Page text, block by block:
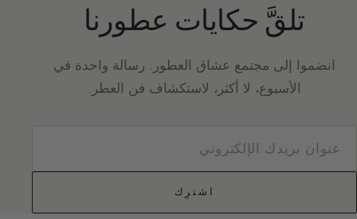
تلقَّ حكايات عطورنا
انضموا إلى مجتمع عشاق العطور. رسالة واحدة في
الأسبوع، لا أكثر، لاستكشاف فن العطر.
اشترِك